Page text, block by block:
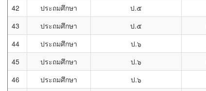
42
ประถมศึกษา ป.๕
43
ประถมศึกษา ป.๕
44
ประถมศึกษา ป.๖
45
ประถมศึกษา ป.๖
46
ประถมศึกษา ป.๖